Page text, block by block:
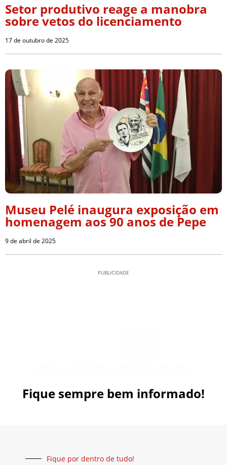
Setor produtivo reage a manobra
sobre vetos do licenciamento
17 de outubro de 2025
Museu Pelé inaugura exposição em
homenagem aos 90 anos de Pepe
9 de abril de 2025
PUBLICIDADE
Fique sempre bem informado!
Fique por dentro de tudo!